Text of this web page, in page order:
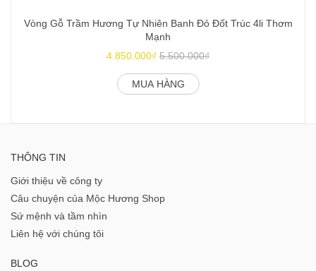
Vòng Gỗ Trầm Hương Tự Nhiên Banh Đỏ Đốt Trúc 4li Thơm
Mạnh
4.850.000₫ 5.500.000₫
MUA HÀNG
THÔNG TIN
Giới thiệu về công ty
Câu chuyện của Mộc Hương Shop
Sứ mệnh và tầm nhìn
Liên hệ với chúng tôi
BLOG